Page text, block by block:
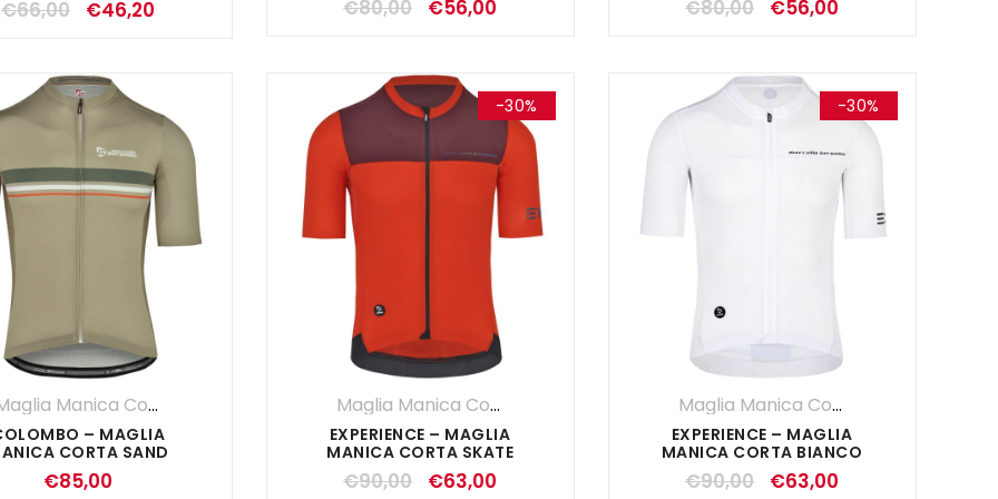
€66,00 €46,20 €80,00 €56,00 €80,00 €56,00
Maglia Manica Corta
– MAGLIA
CORTA SAND
€85,00
-30%
Maglia Manica Corta SALDI ESTIVI,UOMO
EXPERIENCE – MAGLIA
MANICA CORTA SKATE
€90,00 €63,00
-30%
Maglia Manica Corta
EXPERIENCE – MAGLIA
MANICA CORTA BIANCO
€90,00 €63,00